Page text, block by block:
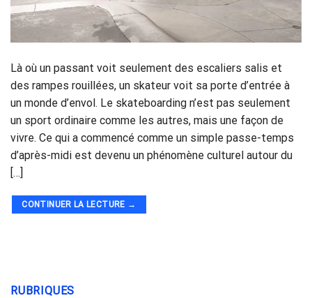
Là où un passant voit seulement des escaliers salis et
des rampes rouillées, un skateur voit sa porte d’entrée à
un monde d’envol. Le skateboarding n’est pas seulement
un sport ordinaire comme les autres, mais une façon de
vivre. Ce qui a commencé comme un simple passe-temps
d’après-midi est devenu un phénomène culturel autour du
[…]
CONTINUER LA LECTURE →
RUBRIQUES